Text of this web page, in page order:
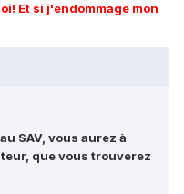
Et si j'endommage mon
SAV, vous aurez à
que vous trouverez